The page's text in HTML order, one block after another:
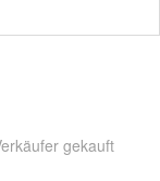
gekauft